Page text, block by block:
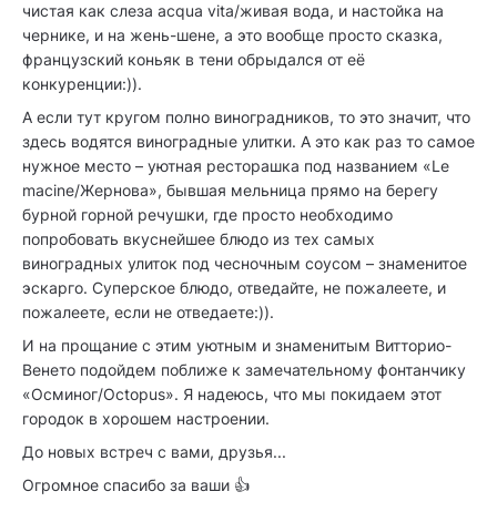
чистая как слеза acqua vita/живая вода, и настойка на
чернике, и на жень-шене, а это вообще просто сказка,
французский коньяк в тени обрыдался от её
конкуренции:)).
А если тут кругом полно виноградников, то это значит, что
здесь водятся виноградные улитки. А это как раз то самое
нужное место – уютная ресторашка под названием «Le
macine/Жернова», бывшая мельница прямо на берегу
бурной горной речушки, где просто необходимо
попробовать вкуснейшее блюдо из тех самых
виноградных улиток под чесночным соусом – знаменитое
эскарго. Суперское блюдо, отведайте, не пожалеете, и
пожалеете, если не отведаете:)).
И на прощание с этим уютным и знаменитым Витторио-
Венето подойдем поближе к замечательному фонтанчику
«Осминог/Octopus». Я надеюсь, что мы покидаем этот
городок в хорошем настроении.
До новых встреч с вами, друзья...
Огромное спасибо за ваши 👍